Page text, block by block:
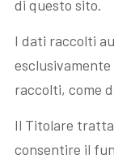
di questo sito.
I dati raccolti
raccolti, come
Il Titolare
consentire il